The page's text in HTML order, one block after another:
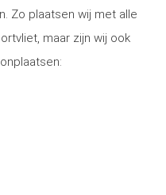
Zo plaatsen wij met alle
maar zijn wij ook